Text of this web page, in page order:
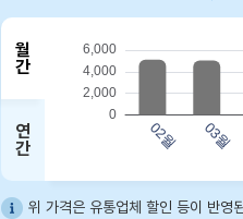
월
간
연
간
위 가격은 유통업체 할인 등이 반영